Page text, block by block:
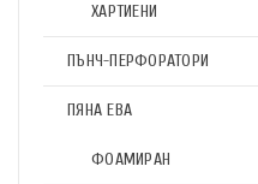
ХАРТИЕНИ
ПЪНЧ-ПЕРФОРАТОРИ
ПЯНА ЕВА
ФОАМИРАН